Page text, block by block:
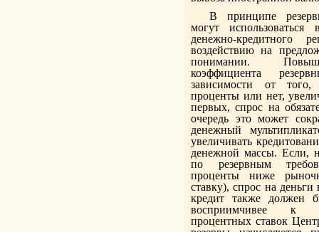
В принципе
могут использоваться
денежно-кредитного
воздействию на
понимании.
коэффициента
зависимости от
проценты или нет,
первых, спрос на
очередь это может
денежный
увеличивать
денежной массы. Если,
по резервным
проценты ниже
ставку), спрос на
кредит также должен
восприимчивее к
процентных ставок